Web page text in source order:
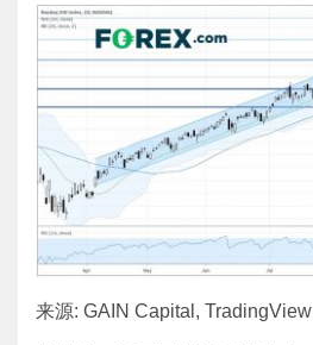
来源: GAIN Capital, TradingView